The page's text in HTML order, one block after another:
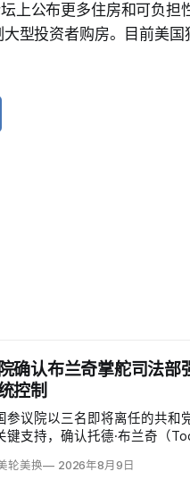
上公布更多住房和可负担
型投资者购房。目前美国
确认布兰奇掌舵司法部
控制
参议院以三名即将离任的共和
键支持，确认托德·布兰奇（
特朗普前私人刑事辩护律师因
轮美换 2026年8月9日